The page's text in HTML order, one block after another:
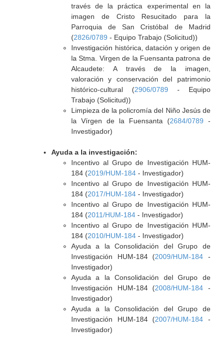
través de la práctica experimental en la
imagen de Cristo Resucitado para la
Parroquia de San Cristóbal de Madrid
(2826/0789 - Equipo Trabajo (Solicitud))
Investigación histórica, datación y origen de
la Stma. Virgen de la Fuensanta patrona de
Alcaudete: A través de la imagen,
valoración y conservación del patrimonio
histórico-cultural (2906/0789 - Equipo
Trabajo (Solicitud))
Limpieza de la policromía del Niño Jesús de
la Vírgen de la Fuensanta (2684/0789 -
Investigador)
Ayuda a la investigación:
Incentivo al Grupo de Investigación HUM-
184 (2019/HUM-184- Investigador)
Incentivo al Grupo de Investigación HUM-
184 (2017/HUM-184- Investigador)
Incentivo al Grupo de Investigación HUM-
184 (2011/HUM-184- Investigador)
Incentivo al Grupo de Investigación HUM-
184 (2010/HUM-184- Investigador)
Ayuda a la Consolidación del Grupo de
Investigación HUM-184 (2009/HUM-184 -
Investigador)
Ayuda a la Consolidación del Grupo de
Investigación HUM-184 (2008/HUM-184 -
Investigador)
Ayuda a la Consolidación del Grupo de
Investigación HUM-184 (2007/HUM-184 -
Investigador)